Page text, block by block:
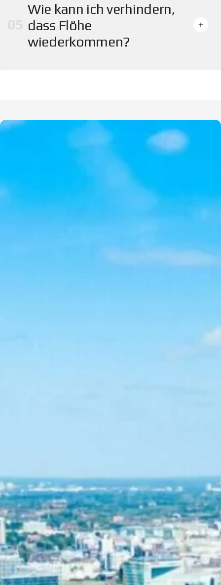
Wie kann ich verhindern,
dass Flöhe
wiederkommen?